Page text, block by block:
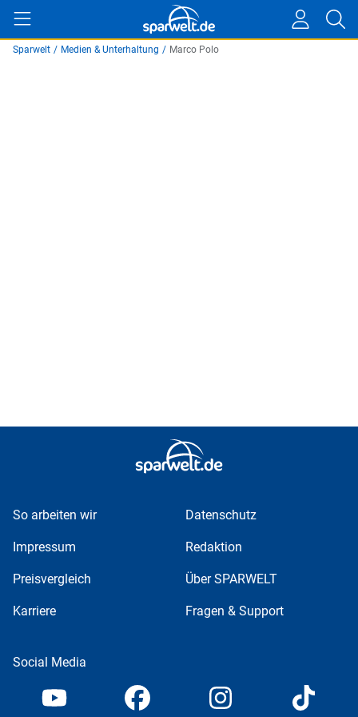
Sparwelt / Medien & Unterhaltung / Marco Polo
So arbeiten wir Datenschutz
Impressum Redaktion
Preisvergleich Über SPARWELT
Karriere Fragen & Support
Social Media